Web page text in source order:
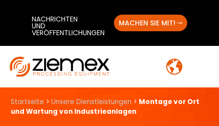
NACHRICHTEN
UND
VERÖFFENTLICHUNGEN
MACHEN SIE MIT!
Startseite >Unsere Dienstleistungen > Montage vor Ort
und Wartung von Industrieanlagen